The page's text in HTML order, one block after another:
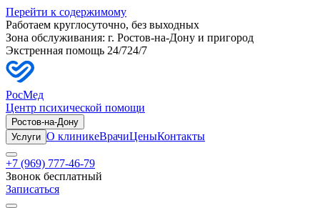
Перейти к содержимому
Работаем круглосуточно, без выходных
Зона обслуживания: г. Ростов-на-Дону и пригород
Экстренная помощь 24/724/7
РосМед
Центр психической помощи
Ростов-на-Дону
Услуги О клиникеВрачиЦеныКонтакты
+7 (969) 777-46-79
Звонок бесплатный
Записаться